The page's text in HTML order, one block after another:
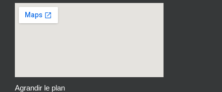
Agrandir le plan